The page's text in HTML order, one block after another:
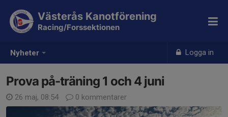
Nyheter Logga in
Västerås Kanotförening
Racing/Forssektionen
Prova på-träning 1 och 4 juni
26 maj, 08:54 0 kommentarer